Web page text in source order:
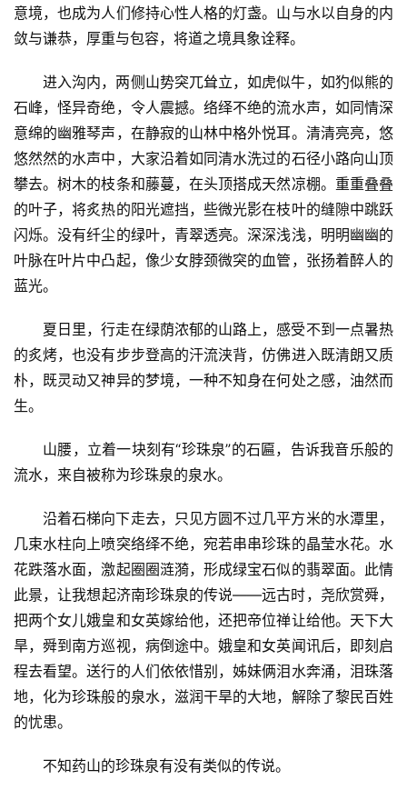
意境，也成为人们修持心性人格的灯盏。山与水以自身的内
敛与谦恭，厚重与包容，将道之境具象诠释。
进入沟内，两侧山势突兀耸立，如虎似牛，如犳似熊的
石峰，怪异奇绝，令人震撼。络绎不绝的流水声，如同情深
意绵的幽雅琴声，在静寂的山林中格外悦耳。清清亮亮，悠
悠然然的水声中，大家沿着如同清水洗过的石径小路向山顶
攀去。树木的枝条和藤蔓，在头顶搭成天然凉棚。重重叠叠
的叶子，将炙热的阳光遮挡，些微光影在枝叶的缝隙中跳跃
闪烁。没有纤尘的绿叶，青翠透亮。深深浅浅，明明幽幽的
叶脉在叶片中凸起，像少女脖颈微突的血管，张扬着醉人的
蓝光。
夏日里，行走在绿荫浓郁的山路上，感受不到一点暑热
的炙烤，也没有步步登高的汗流浃背，仿佛进入既清朗又质
朴，既灵动又神异的梦境，一种不知身在何处之感，油然而
生。
山腰，立着一块刻有“珍珠泉”的石匾，告诉我音乐般的
流水，来自被称为珍珠泉的泉水。
沿着石梯向下走去，只见方圆不过几平方米的水潭里，
几束水柱向上喷突络绎不绝，宛若串串珍珠的晶莹水花。水
花跌落水面，激起圈圈涟漪，形成绿宝石似的翡翠面。此情
此景，让我想起济南珍珠泉的传说——远古时，尧欣赏舜，
把两个女儿娥皇和女英嫁给他，还把帝位禅让给他。天下大
旱，舜到南方巡视，病倒途中。娥皇和女英闻讯后，即刻启
程去看望。送行的人们依依惜别，姊妹俩泪水奔涌，泪珠落
地，化为珍珠般的泉水，滋润干旱的大地，解除了黎民百姓
的忧患。
不知药山的珍珠泉有没有类似的传说。